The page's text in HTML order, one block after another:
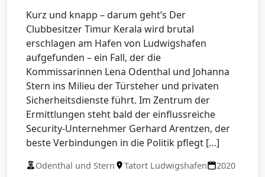
Kurz und knapp – darum geht’s Der
Clubbesitzer Timur Kerala wird brutal
erschlagen am Hafen von Ludwigshafen
aufgefunden – ein Fall, der die
Kommissarinnen Lena Odenthal und Johanna
Stern ins Milieu der Türsteher und privaten
Sicherheitsdienste führt. Im Zentrum der
Ermittlungen steht bald der einflussreiche
Security-Unternehmer Gerhard Arentzen, der
beste Verbindungen in die Politik pflegt […]
Odenthal und Stern Tatort Ludwigshafen 2020